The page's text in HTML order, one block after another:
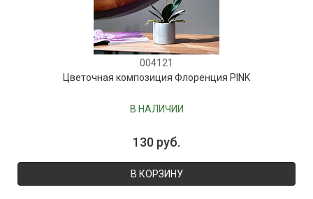
004121
Цветочная композиция Флоренция PINK
В НАЛИЧИИ
130 руб.
В КОРЗИНУ